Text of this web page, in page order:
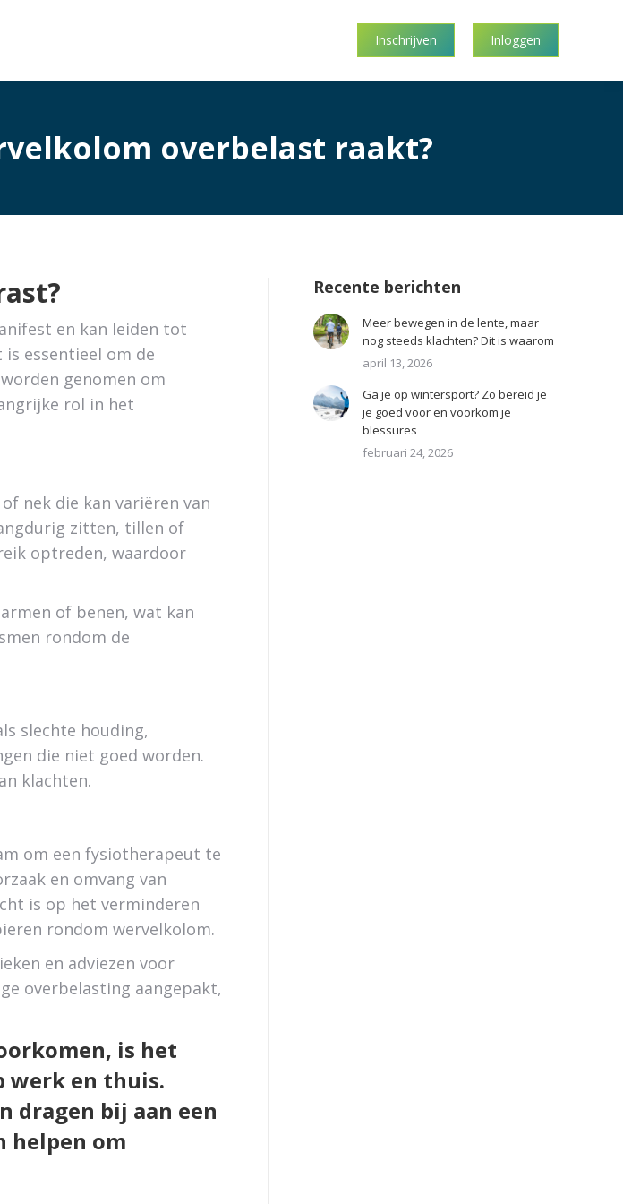
Inschrijven Inloggen
overbelast raakt?
en kan leiden tot
essentieel om de
genomen om
rol in het
nek die kan variëren van
zitten, tillen of
optreden, waardoor
of benen, wat kan
rondom de
slechte houding,
die niet goed worden.
klachten.
om een fysiotherapeut te
en omvang van
is op het verminderen
rondom wervelkolom.
en adviezen voor
overbelasting aangepakt,
is het
werk en thuis.
dragen bij aan een
helpen om
Recente berichten
Meer bewegen in de lente, maar
nog steeds klachten? Dit is waarom
april 13, 2026
Ga je op wintersport? Zo bereid je
je goed voor en voorkom je
blessures
februari 24, 2026